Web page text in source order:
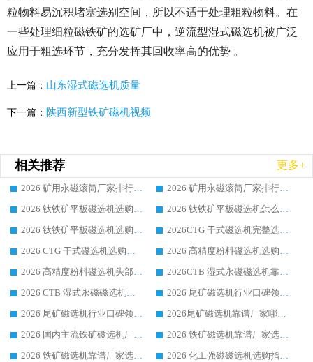
粒物料易沉积堵塞选别空间，所以不适于处理粗粒物料。在
一些处理细粒磁铁矿的选矿厂中，逆流型湿式磁选机被广泛
应用于粗选环节，充分发挥其回收率高的优势 。
上一篇： 山东湿式磁选机质量
下一篇： 陕西新型铁矿磁机视频
相关推荐 更多+
2026 矿用永磁滚筒厂家排行榜选购干货指南 行业口碑标杆华体会手机网页版-华体会(中国) 实力出众
2026 矿用永磁滚筒厂家排行榜选购指南，行业口碑领域强者华体会手机网页版-华体会(中国)
2026 钛铁矿平板磁选机选购全攻略 市场公认优质品牌厂家实力排行榜
2026 钛铁矿平板磁选机怎么选 靠谱生产企业实力排行榜选购参考攻略
2026 钛铁矿平板磁选机选购指南 行业口碑优选品牌生产企业实力排行榜
2026CTG 干式磁选机完整选购指南 行业口碑顶尖靠谱生产龙头厂家实力推荐
2026 CTG 干式磁选机选购指南|行业口碑靠谱生产厂家领域强者推荐
2026 高精度粉料磁选机选购全攻略 行业优质品牌华体会手机网页版-华体会(中国) 实力深度解析
2026 高精度粉料磁选机头部厂家选购指南 行业口碑靠谱品牌推荐 领域强者华体会手机网页版-华体会(中国) 解析
2026CTB 湿式永磁磁选机靠谱厂家实力排行榜 铁矿选矿设备采购全流程选购指南
2026 CTB 湿式永磁磁选机选购指南|行业口碑良好品牌推荐，领域强者华体会手机网页版-华体会(中国)
2026 尾矿磁选机行业口碑领域强者，源头直供国内主流厂家华体会手机网页版-华体会(中国) 一站式服务
2026 尾矿磁选机行业口碑领域强者，源头直供国内主流厂家华体会手机网页版-华体会(中国) 一站式服务
2026尾矿磁选机靠谱厂家哪家好 行业口碑领域强者华体会手机网页版-华体会(中国) 推荐
2026 国内主流铁矿磁选机厂家选购指南|行业口碑好品牌推荐，领域强者华体会手机网页版-华体会(中国)
2026 铁矿磁选机靠谱厂家选购全攻略 行业标杆华体会手机网页版-华体会(中国) 设备性价比出众
2026 铁矿磁选机靠谱厂家选购指南，领域强者华体会手机网页版-华体会(中国) 铁矿磁选机性价比高
2026 化工强磁磁选机选购指南 5 家行业口碑靠谱厂家领域强者推荐